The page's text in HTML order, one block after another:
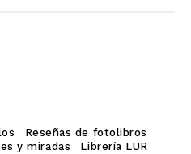
Reseñas de fotolibros
y miradas Librería LUR